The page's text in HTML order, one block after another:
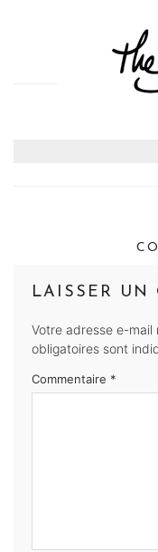
LAISSER UN
Votre adresse e-mail
obligatoires sont
Commentaire *